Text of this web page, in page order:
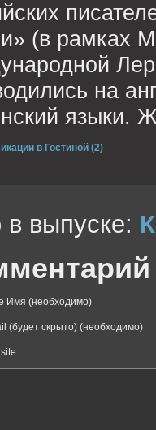
(в рамках
на
языки.
в Гостиной (2)
выпуске:
Имя (необходимо)
(будет скрыто) (необходимо)